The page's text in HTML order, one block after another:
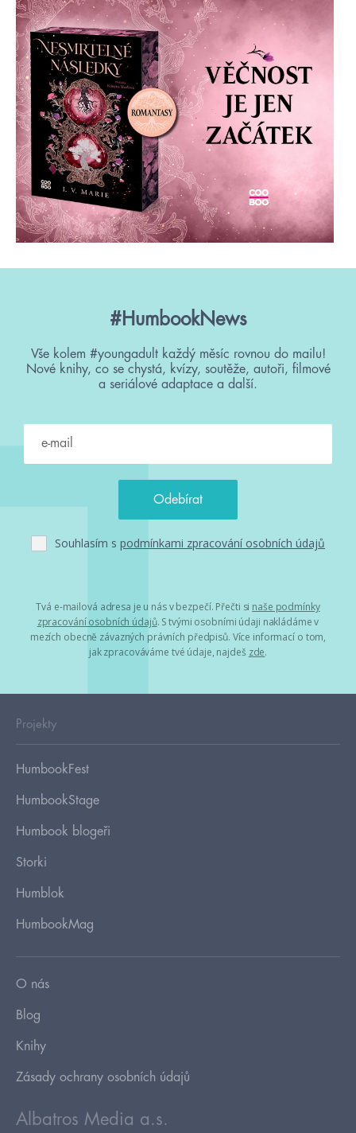
#HumbookNews
Vše kolem #youngadult každý měsíc rovnou do mailu!
Nové knihy, co se chystá, kvízy, soutěže, autoři, filmové
a seriálové adaptace a další.
Souhlasím s podmínkami zpracování osobních údajů
Tvá e-mailová adresa je u nás v bezpečí. Přečti si naše podmínky
zpracování osobních údajů. S tvými osobními údaji nakládáme v
mezích obecně závazných právních předpisů. Více informací o tom,
jak zpracováváme tvé údaje, najdeš zde.
Projekty
HumbookFest
HumbookStage
Humbook blogeři
Storki
Humblok
HumbookMag
O nás
Blog
Knihy
Zásady ochrany osobních údajů
Albatros Media a.s.